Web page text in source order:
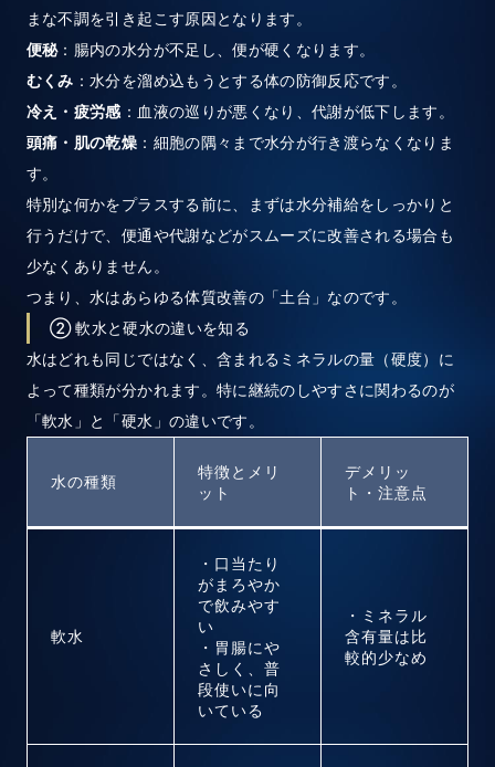
まな不調を引き起こす原因となります。
便秘：腸内の水分が不足し、便が硬くなります。
むくみ ：水分を溜め込もうとする体の防御反応です。
冷え・疲労感 ：血液の巡りが悪くなり、代謝が低下します。
頭痛・肌の乾燥 ：細胞の隅々まで水分が行き渡らなくなりま
す。
特別な何かをプラスする前に、まずは水分補給をしっかりと
行うだけで、便通や代謝などがスムーズに改善される場合も
少なくありません。
つまり、水はあらゆる体質改善の「土台」なのです。
② 軟水と硬水の違いを知る
水はどれも同じではなく、含まれるミネラルの量（硬度）に
よって種類が分かれます。特に継続のしやすさに関わるのが
「軟水」と「硬水」の違いです。
水の種類
特徴とメリ
ット
デメリッ
ト・注意点
軟水
・口当たり
がまろやか
で飲みやす
い
・胃腸にや
さしく、普
段使いに向
いている
・ミネラル
含有量は比
較的少なめ